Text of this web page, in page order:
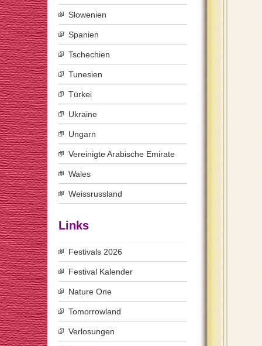
Slowenien
Spanien
Tschechien
Tunesien
Türkei
Ukraine
Ungarn
Vereinigte Arabische Emirate
Wales
Weissrussland
Links
Festivals 2026
Festival Kalender
Nature One
Tomorrowland
Verlosungen